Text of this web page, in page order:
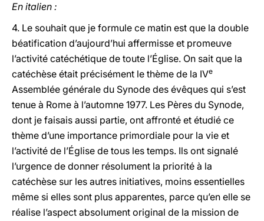
En italien :
4. Le souhait que je formule ce matin est que la double
béatification d’aujourd’hui affermisse et promeuve
l’activité catéchétique de toute l’Église. On sait que la
catéchèse était précisément le thème de la IVe
Assemblée générale du Synode des évêques qui s’est
tenue à Rome à l’automne 1977. Les Pères du Synode,
dont je faisais aussi partie, ont affronté et étudié ce
thème d’une importance primordiale pour la vie et
l’activité de l’Église de tous les temps. Ils ont signalé
l’urgence de donner résolument la priorité à la
catéchèse sur les autres initiatives, moins essentielles
même si elles sont plus apparentes, parce qu’en elle se
réalise l’aspect absolument original de la mission de